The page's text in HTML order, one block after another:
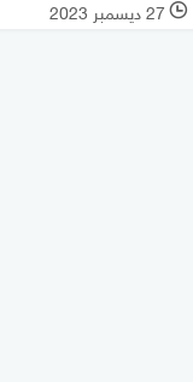
l 27 ديسمبر 2023